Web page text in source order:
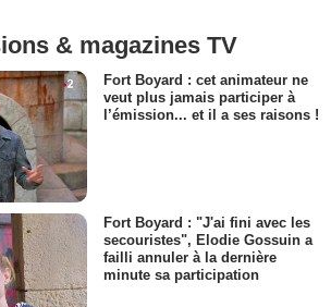
& magazines TV
Fort Boyard : cet animateur ne
veut plus jamais participer à
l’émission... et il a ses raisons !
Fort Boyard : "J'ai fini avec les
secouristes", Elodie Gossuin a
failli annuler à la dernière
minute sa participation